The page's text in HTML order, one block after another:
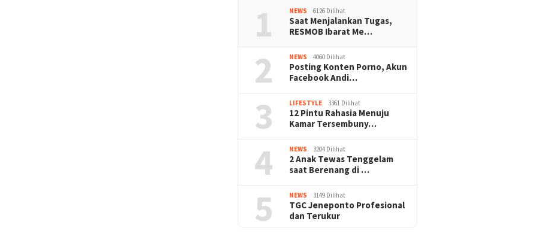
1 NEWS 6126 Dilihat
Saat Menjalankan Tugas,
RESMOB Ibarat Me…
2 NEWS 4060 Dilihat
Posting Konten Porno, Akun
Facebook Andi…
3 LIFESTYLE 3361 Dilihat
12 Pintu Rahasia Menuju
Kamar Tersembuny…
4 NEWS 3204 Dilihat
2 Anak Tewas Tenggelam
saat Berenang di …
5 NEWS 3149 Dilihat
TGC Jeneponto Profesional
dan Terukur